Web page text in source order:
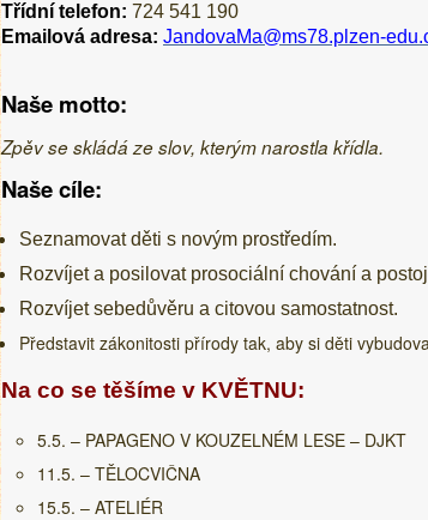
Třídní telefon: 724 541 190
Emailová adresa: JandovaMa@ms78.plzen-
Naše motto:
Zpěv se skládá ze slov, kterým narostla křídla.
Naše cíle:
Seznamovat děti s novým prostředím.
Rozvíjet a posilovat prosociální chování a
Rozvíjet sebedůvěru a citovou samostatnost.
Představit zákonitosti přírody tak, aby si děti
Na co se těšíme v KVĚTNU:
5.5. – PAPAGENO V KOUZELNÉM LESE – DJKT
11.5. – TĚLOCVIČNA
15.5. – ATELIÉR